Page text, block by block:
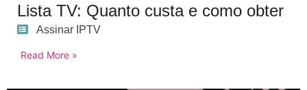
Lista TV: Quanto custa e como obter
Assinar IPTV
Read More »